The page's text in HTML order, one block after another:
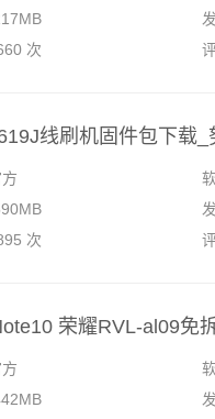
次
线刷机固件包下载
次
荣耀RVL-al09免